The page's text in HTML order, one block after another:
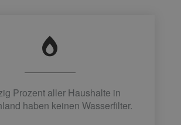
Prozent aller Haushalte in
haben keinen Wasserfilter.